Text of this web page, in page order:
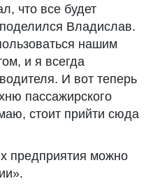
что все будет
Владислав.
нашим
и я всегда
И вот теперь
пассажирского
стоит прийти сюда
предприятия можно